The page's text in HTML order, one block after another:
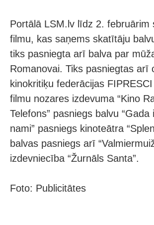
Portālā LSM.lv līdz 2.
filmu, kas saņems skatītāju
tiks pasniegta arī balva par
Romanovai. Tiks pasniegtas
kinokritiķu federācijas
filmu nozares izdevuma “Kino
Telefons” pasniegs balvu
nami” pasniegs kinoteātra
balvas pasniegs arī
izdevniecība “Žurnāls Santa”.
Foto: Publicitātes